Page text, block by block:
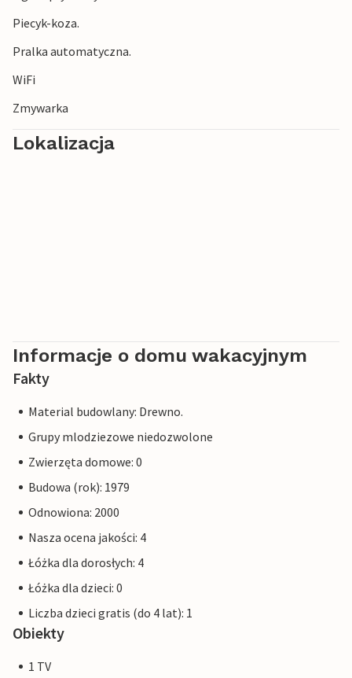
Piecyk-koza.
Pralka automatyczna.
WiFi
Zmywarka
Lokalizacja
Informacje o domu wakacyjnym
Fakty
Material budowlany: Drewno.
Grupy mlodziezowe niedozwolone
Zwierzęta domowe: 0
Budowa (rok): 1979
Odnowiona: 2000
Nasza ocena jakości: 4
Łóżka dla dorosłych: 4
Łóżka dla dzieci: 0
Liczba dzieci gratis (do 4 lat): 1
Obiekty
1 TV